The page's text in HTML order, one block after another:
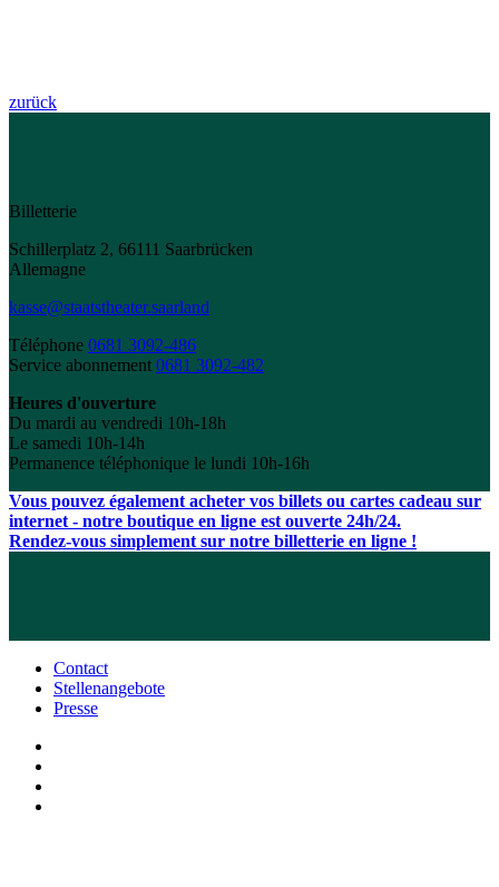
zurück
Billetterie
Schillerplatz 2, 66111 Saarbrücken
Allemagne
kasse@staatstheater.saarland
Téléphone 0681 3092-486
Service abonnement 0681 3092-482
Heures d'ouverture
Du mardi au vendredi 10h-18h
Le samedi 10h-14h
Permanence téléphonique le lundi 10h-16h
Vous pouvez également acheter vos billets ou cartes cadeau sur
internet - notre boutique en ligne est ouverte 24h/24.
Rendez-vous simplement sur notre billetterie en ligne !
Contact
Stellenangebote
Presse